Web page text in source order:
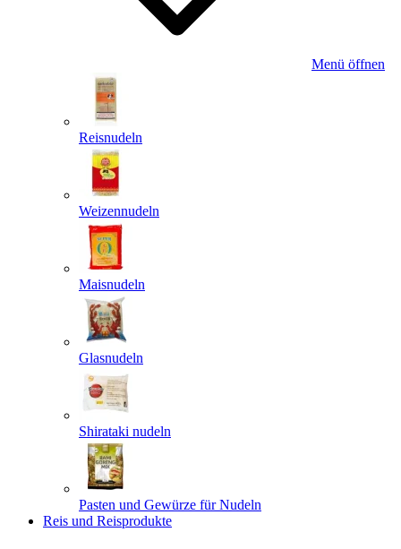
Menü öffnen
Reisnudeln
Weizennudeln
Maisnudeln
Glasnudeln
Shirataki nudeln
Pasten und Gewürze für Nudeln
Reis und Reisprodukte